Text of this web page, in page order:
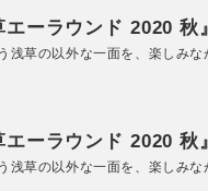
エーラウンド 2020 秋
草の以外な一面を、楽しみな
エーラウンド 2020 秋
草の以外な一面を、楽しみな